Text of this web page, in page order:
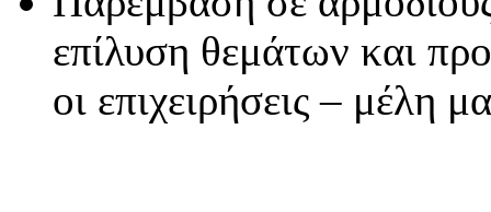
επίλυση θεμάτων και
οι επιχειρήσεις – μέλη